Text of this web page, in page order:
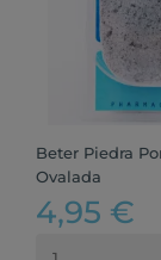
Beter Piedra
Ovalada
4,95 €